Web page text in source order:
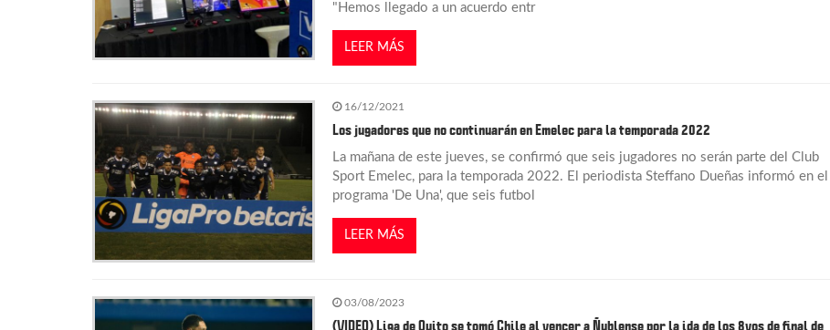
e
n
t
r
a
d
"Hemos llegado a un acuerdo entr
LEER MÁS
16/12/2021
Los jugadores que no continuarán en Emelec para la temporada 2022
La mañana de este jueves, se confirmó que seis jugadores no serán parte del Club
Sport Emelec, para la temporada 2022. El periodista Steffano Dueñas informó en el
programa 'De Una', que seis futbol
LEER MÁS
03/08/2023
(VIDEO) Liga de Quito se tomó Chile al vencer a Ñublense por la ida de los 8vos de final de